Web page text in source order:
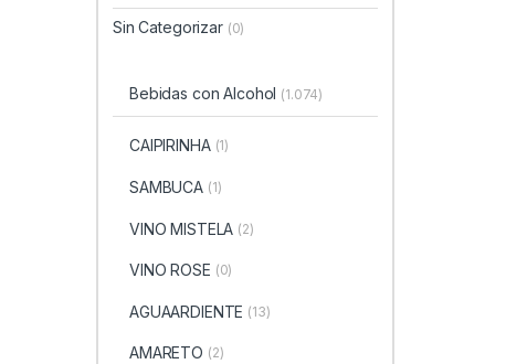
Sin Categorizar (0)
Bebidas con Alcohol (1.074)
CAIPIRINHA (1)
SAMBUCA (1)
VINO MISTELA (2)
VINO ROSE (0)
AGUAARDIENTE (13)
AMARETO (2)